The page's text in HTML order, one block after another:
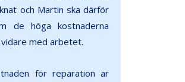
och Martin ska därför
de höga kostnaderna
vidare med arbetet.
för reparation är